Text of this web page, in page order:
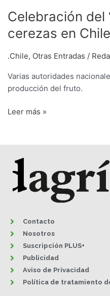
Celebración del
cerezas en Chile
.Chile, Otras Entradas /
Varias autoridades
producción del fruto.
Leer más »
Contacto
Nosotros
Suscripción PLUS+
Publicidad
Aviso de Privacidad
Política de tratamiento